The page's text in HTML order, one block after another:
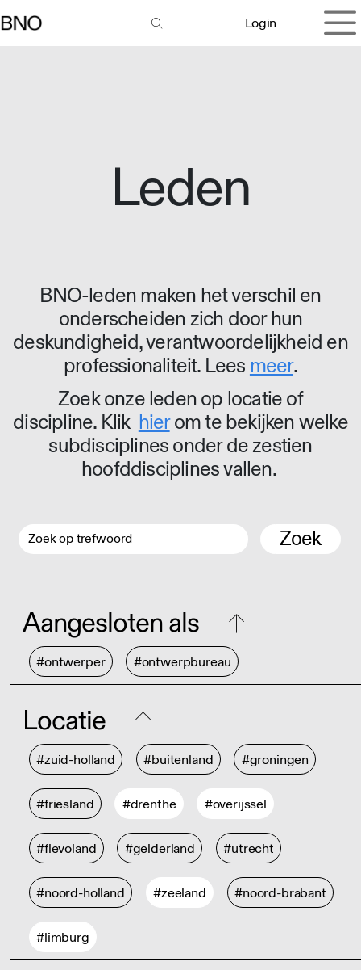
Login
Leden
BNO-leden maken het verschil en
onderscheiden zich door hun
deskundigheid, verantwoordelijkheid en
professionaliteit. Lees meer.
Zoek onze leden op locatie of
discipline. Klik hierom te bekijken welke
subdisciplines onder de zestien
hoofddisciplines vallen.
Zoek
Aangesloten als
#ontwerper #ontwerpbureau
Locatie
#zuid-holland #buitenland #groningen
#friesland #drenthe #overijssel
#flevoland #gelderland #utrecht
#noord-holland #zeeland #noord-brabant
#limburg